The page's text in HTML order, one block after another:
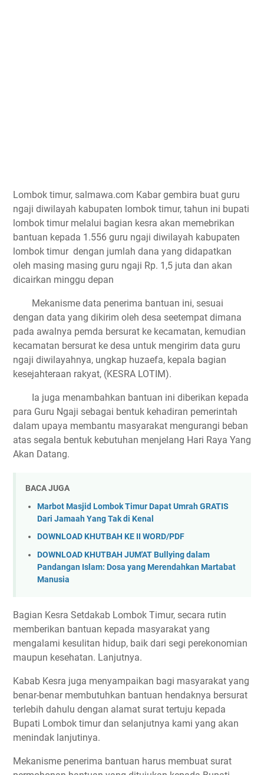
Lombok timur, salmawa.com Kabar gembira buat guru
ngaji diwilayah kabupaten lombok timur, tahun ini bupati
lombok timur melalui bagian kesra akan memebrikan
bantuan kepada 1.556 guru ngaji diwilayah kabupaten
lombok timur dengan jumlah dana yang didapatkan
oleh masing masing guru ngaji Rp. 1,5 juta dan akan
dicairkan minggu depan
Mekanisme data penerima bantuan ini, sesuai
dengan data yang dikirim oleh desa seetempat dimana
pada awalnya pemda bersurat ke kecamatan, kemudian
kecamatan bersurat ke desa untuk mengirim data guru
ngaji diwilayahnya, ungkap huzaefa, kepala bagian
kesejahteraan rakyat, (KESRA LOTIM).
Ia juga menambahkan bantuan ini diberikan kepada
para Guru Ngaji sebagai bentuk kehadiran pemerintah
dalam upaya membantu masyarakat mengurangi beban
atas segala bentuk kebutuhan menjelang Hari Raya Yang
Akan Datang.
BACA JUGA
Marbot Masjid Lombok Timur Dapat Umrah GRATIS
Dari Jamaah Yang Tak di Kenal
DOWNLOAD KHUTBAH KE II WORD/PDF
DOWNLOAD KHUTBAH JUM'AT Bullying dalam
Pandangan Islam: Dosa yang Merendahkan Martabat
Manusia
Bagian Kesra Setdakab Lombok Timur, secara rutin
memberikan bantuan kepada masyarakat yang
mengalami kesulitan hidup, baik dari segi perekonomian
maupun kesehatan. Lanjutnya.
Kabab Kesra juga menyampaikan bagi masyarakat yang
benar-benar membutuhkan bantuan hendaknya bersurat
terlebih dahulu dengan alamat surat tertuju kepada
Bupati Lombok timur dan selanjutnya kami yang akan
menindak lanjutinya.
Mekanisme penerima bantuan harus membuat surat